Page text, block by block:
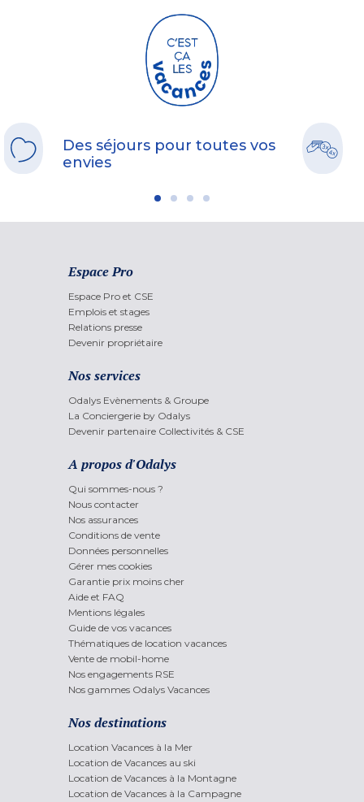
Des séjours pour toutes vos
envies
Espace Pro
Espace Pro et CSE
Emplois et stages
Relations presse
Devenir propriétaire
Nos services
Odalys Evènements & Groupe
La Conciergerie by Odalys
Devenir partenaire Collectivités & CSE
A propos d'Odalys
Qui sommes-nous ?
Nous contacter
Nos assurances
Conditions de vente
Données personnelles
Gérer mes cookies
Garantie prix moins cher
Aide et FAQ
Mentions légales
Guide de vos vacances
Thématiques de location vacances
Vente de mobil-home
Nos engagements RSE
Nos gammes Odalys Vacances
Nos destinations
Location Vacances à la Mer
Location de Vacances au ski
Location de Vacances à la Montagne
Location de Vacances à la Campagne